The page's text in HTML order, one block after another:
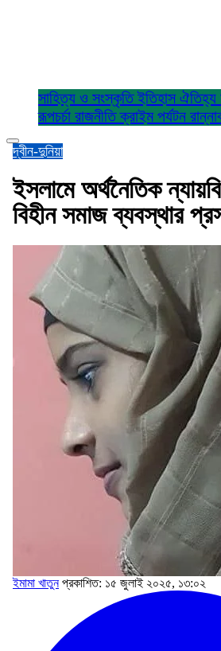
সাহিত্য ও সংস্কৃতিইতিহাস ঐতিহ্য
রূপচর্চা রাজনীতিক্রাইম পর্যটন
দ্বীন-দুনিয়া
ইসলামে অর্থনৈতিক
বিহীন সমাজ ব্যবস্থার
ইমামা খাতুন প্রকাশিত: ১৫ জুলাই ২০২৫, ১৩:০২